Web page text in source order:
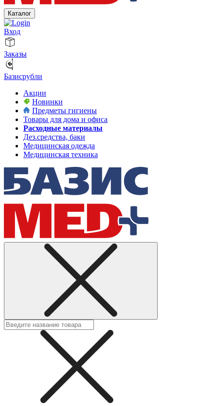
Каталог
Вход
Заказы
Базисрубли
Акции
Новинки
Предметы гигиены
Товары для дома и офиса
Расходные материалы
Дез.средства, баки
Медицинская одежда
Медицинская техника